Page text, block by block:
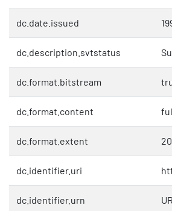
dc.date.issued
dc.description.svtstatus
dc.format.bitstream
dc.format.content
dc.format.extent 20
dc.identifier.uri
dc.identifier.urn